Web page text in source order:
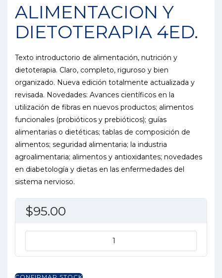
ALIMENTACION Y
DIETOTERAPIA 4ED.
Texto introductorio de alimentación, nutrición y
dietoterapia. Claro, completo, riguroso y bien
organizado. Nueva edición totalmente actualizada y
revisada. Novedades: Avances científicos en la
utilización de fibras en nuevos productos; alimentos
funcionales (probióticos y prebióticos); guías
alimentarias o dietéticas; tablas de composición de
alimentos; seguridad alimentaria; la industria
agroalimentaria; alimentos y antioxidantes; novedades
en diabetología y dietas en las enfermedades del
sistema nervioso.
$95.00
4ED.